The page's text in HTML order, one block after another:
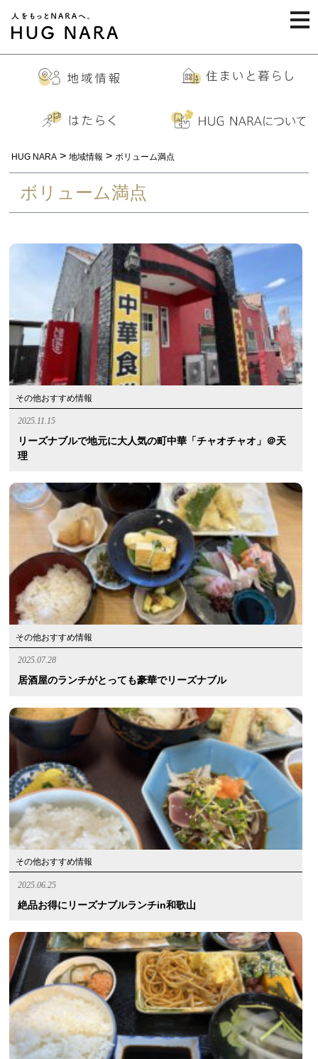
HUG NARA > 地域情報 > ボリューム満点
ボリューム満点
その他おすすめ情報
2025.11.15
リーズナブルで地元に大人気の町中華「チャオチャオ」＠天
理
その他おすすめ情報
2025.07.28
居酒屋のランチがとっても豪華でリーズナブル
その他おすすめ情報
2025.06.25
絶品お得にリーズナブルランチin和歌山